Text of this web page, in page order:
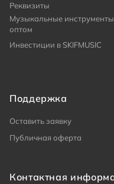
Реквизиты
Музыкальные инструменты
оптом
Инвестиции в SKIFMUSIC
Поддержка
Оставить заявку
Публичная оферта
Контактная